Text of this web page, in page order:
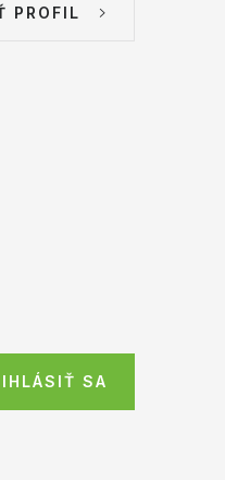
PROFIL
SA